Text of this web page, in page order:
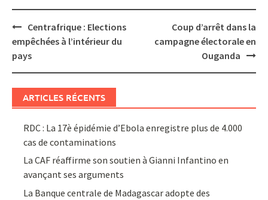
Post
navigation
Centrafrique : Elections
empêchées à l’intérieur du
pays
Coup d’arrêt dans la
campagne électorale en
Ouganda
ARTICLES RÉCENTS
RDC : La 17è épidémie d’Ebola enregistre plus de 4.000
cas de contaminations
La CAF réaffirme son soutien à Gianni Infantino en
avançant ses arguments
La Banque centrale de Madagascar adopte des